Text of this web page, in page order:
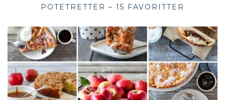
POTETRETTER – 15 FAVORITTER